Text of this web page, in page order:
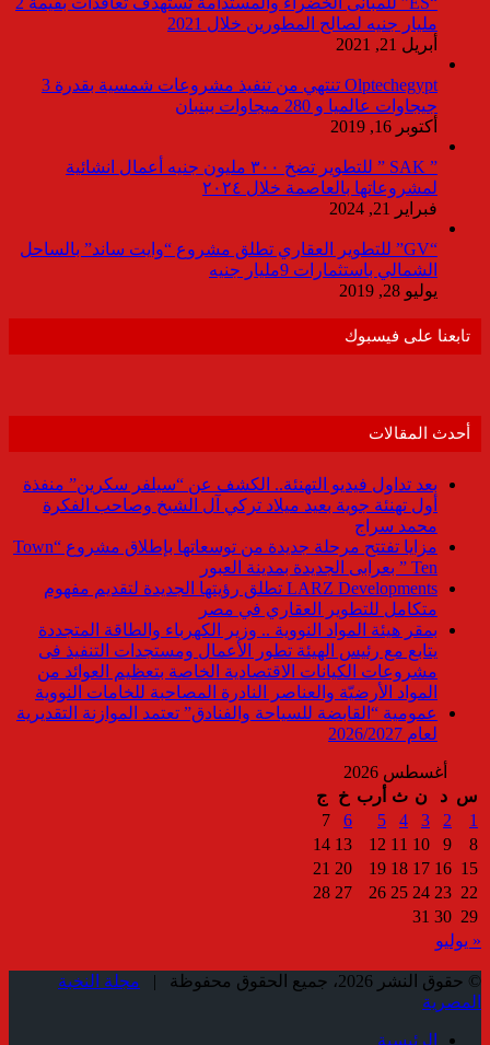
مليار جنيه لصالح المطورين خلال 2021
أبريل 21, 2021
Olptechegypt تنتهي من تنفيذ مشروعات شمسية بقدرة 3
جيجاوات عالميا و 280 ميجاوات ببنبان
أكتوبر 16, 2019
” SAK ” للتطوير تضخ ٣٠٠ مليون جنيه أعمال انشائية
لمشروعاتها بالعاصمة خلال ٢٠٢٤
فبراير 21, 2024
“GV” للتطوير العقاري تطلق مشروع “وايت ساند” بالساحل
الشمالي باستثمارات 9مليار جنيه
يوليو 28, 2019
تابعنا على فيسبوك
أحدث المقالات
بعد تداول فيديو التهنئة.. الكشف عن “سيلفر سكرين” منفذة
أول تهنئة جوية بعيد ميلاد تركي آل الشيخ وصاحب الفكرة
محمد سراج
مزايا تفتتح مرحلة جديدة من توسعاتها بإطلاق مشروع “Town
Ten ” بعرابى الجديدة بمدينة العبور
LARZ Developments تطلق رؤيتها الجديدة لتقديم مفهوم
متكامل للتطوير العقاري في مصر
بمقر هيئة المواد النووية .. وزير الكهرباء والطاقة المتجددة
يتابع مع رئيس الهيئة تطور الأعمال ومستجدات التنفيذ فى
مشروعات الكيانات الاقتصادية الخاصة بتعظيم العوائد من
المواد الأرضيّة والعناصر النادرة المصاحبة للخامات النووية
عمومية “القابضة للسياحة والفنادق” تعتمد الموازنة التقديرية
لعام 2026/2027
أغسطس 2026
س د ن ث أرب خ
ج
1
2
3
4
5
6
7
8
9
10
11
12
13
14
15
16
17
18
19
20
21
22
23
24
25
26
27
28
29
30
31
« يوليو
© حقوق النشر 2026، جميع الحقوق محفوظة |
مجلة النخبة
المصرية
الرئيسية